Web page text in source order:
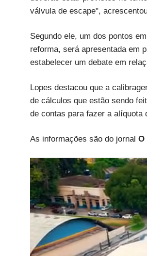
válvula de escape",
Segundo ele, um dos pontos
reforma, será apresentada em
estabelecer um debate em
Lopes destacou que a
de cálculos que estão sendo
de contas para fazer a alíquota
As informações são do jornal O